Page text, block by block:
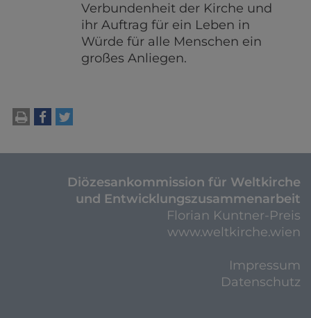
Verbundenheit der Kirche und
ihr Auftrag für ein Leben in
Würde für alle Menschen ein
großes Anliegen.
Diözesankommission für Weltkirche
und Entwicklungszusammenarbeit
Florian Kuntner-Preis
www.weltkirche.wien
Impressum
Datenschutz